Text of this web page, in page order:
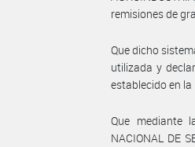
remisiones de
Que dicho
utilizada y
establecido en la
Que mediante
NACIONAL DE